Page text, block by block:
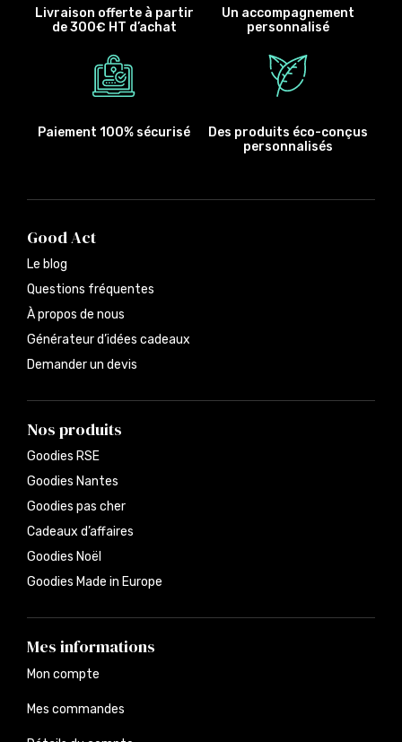
Livraison offerte à partir
de 300€ HT d’achat
Un accompagnement
personnalisé
Paiement 100% sécurisé
Des produits éco-conçus
personnalisés
Good Act
Le blog
Questions fréquentes
À propos de nous
Générateur d’idées cadeaux
Demander un devis
Nos produits
Goodies RSE
Goodies Nantes
Goodies pas cher
Cadeaux d’affaires
Goodies Noël
Goodies Made in Europe
Mes informations
Mon compte
Mes commandes